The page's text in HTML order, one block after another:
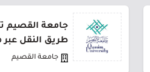
طريق النقل
جامعة القصيم